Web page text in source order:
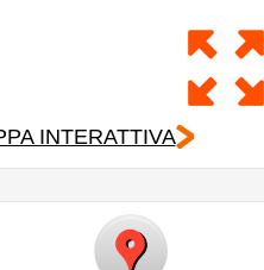
INTERATTIVA